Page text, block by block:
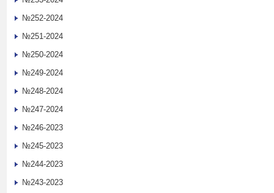
№252-2024
№251-2024
№250-2024
№249-2024
№248-2024
№247-2024
№246-2023
№245-2023
№244-2023
№243-2023